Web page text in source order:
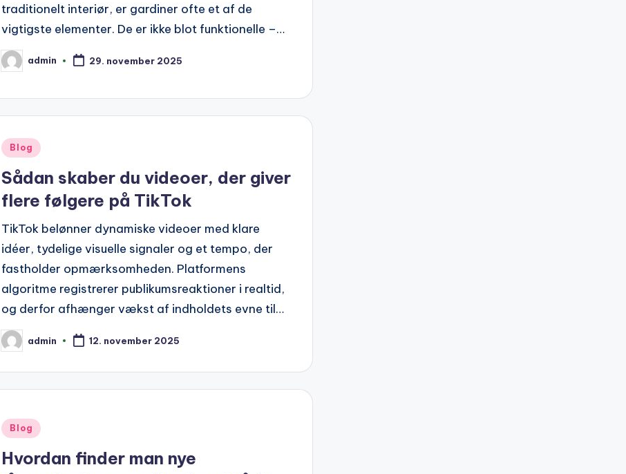
traditionelt interiør, er gardiner ofte et af de
vigtigste elementer. De er ikke blot funktionelle –…
Posted
by
admin 29. november 2025
Posted
Blog
Sådan skaber du videoer, der giver
flere følgere på TikTok
TikTok belønner dynamiske videoer med klare
idéer, tydelige visuelle signaler og et tempo, der
fastholder opmærksomheden. Platformens
algoritme registrerer publikumsreaktioner i realtid,
og derfor afhænger vækst af indholdets evne til…
Posted
by
admin 12. november 2025
Posted
Blog
Hvordan finder man nye